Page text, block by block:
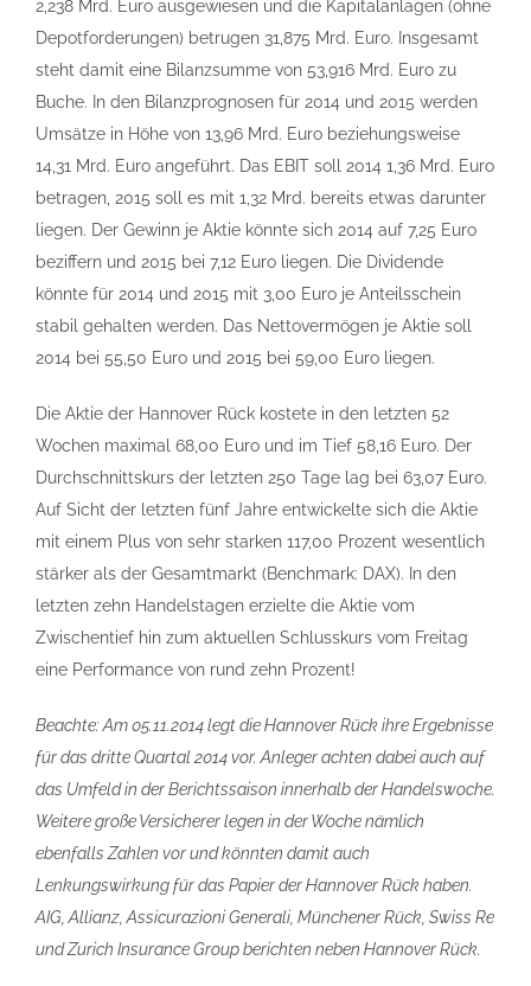
2,238 Mrd. Euro ausgewiesen und die Kapitalanlagen (ohne
Depotforderungen) betrugen 31,875 Mrd. Euro. Insgesamt
steht damit eine Bilanzsumme von 53,916 Mrd. Euro zu
Buche. In den Bilanzprognosen für 2014 und 2015 werden
Umsätze in Höhe von 13,96 Mrd. Euro beziehungsweise
14,31 Mrd. Euro angeführt. Das EBIT soll 2014 1,36 Mrd. Euro
betragen, 2015 soll es mit 1,32 Mrd. bereits etwas darunter
liegen. Der Gewinn je Aktie könnte sich 2014 auf 7,25 Euro
beziffern und 2015 bei 7,12 Euro liegen. Die Dividende
könnte für 2014 und 2015 mit 3,00 Euro je Anteilsschein
stabil gehalten werden. Das Nettovermögen je Aktie soll
2014 bei 55,50 Euro und 2015 bei 59,00 Euro liegen.
Die Aktie der Hannover Rück kostete in den letzten 52
Wochen maximal 68,00 Euro und im Tief 58,16 Euro. Der
Durchschnittskurs der letzten 250 Tage lag bei 63,07 Euro.
Auf Sicht der letzten fünf Jahre entwickelte sich die Aktie
mit einem Plus von sehr starken 117,00 Prozent wesentlich
stärker als der Gesamtmarkt (Benchmark: DAX). In den
letzten zehn Handelstagen erzielte die Aktie vom
Zwischentief hin zum aktuellen Schlusskurs vom Freitag
eine Performance von rund zehn Prozent!
Beachte: Am 05.11.2014 legt die Hannover Rück ihre Ergebnisse
für das dritte Quartal 2014 vor. Anleger achten dabei auch auf
das Umfeld in der Berichtssaison innerhalb der Handelswoche.
Weitere große Versicherer legen in der Woche nämlich
ebenfalls Zahlen vor und könnten damit auch
Lenkungswirkung für das Papier der Hannover Rück haben.
AIG, Allianz, Assicurazioni Generali, Münchener Rück, Swiss Re
und Zurich Insurance Group berichten neben Hannover Rück.